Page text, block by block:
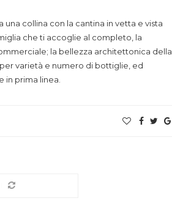
collina con la cantina in vetta e vista
che ti accoglie al completo, la
la bellezza architettonica della
varietà e numero di bottiglie, ed
in prima linea.